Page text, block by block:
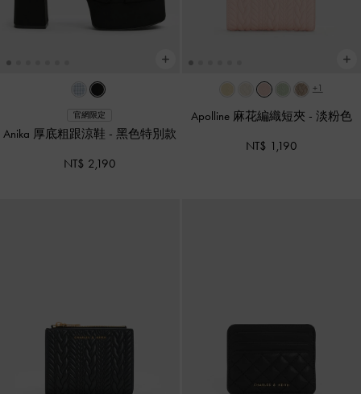
官網限定
Anika 厚底粗跟涼鞋 - 黑色特別款
NT$ 2,190
+1
Apolline 麻花編織短夾 - 淡粉色
NT$ 1,190